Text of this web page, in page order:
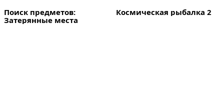
Поиск предметов:
Затерянные места
Космическая рыбалка 2